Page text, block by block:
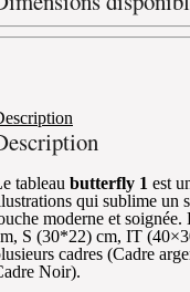
tableau butterfly 1 est
qui sublime un
moderne et
S (30*22) cm, IT
cadres (Cadre
Noir).